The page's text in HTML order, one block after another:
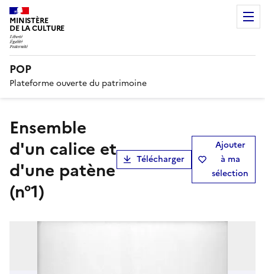
MINISTÈRE
DE LA CULTURE
POP
Plateforme ouverte du patrimoine
ensemble
d'un calice et
d'une patène
(n°1)
Télécharger
Ajouter
à ma
sélection